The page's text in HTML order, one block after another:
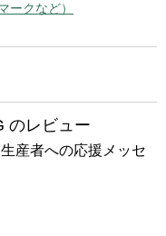
ークなど）
レビュー
産者への応援メッセ